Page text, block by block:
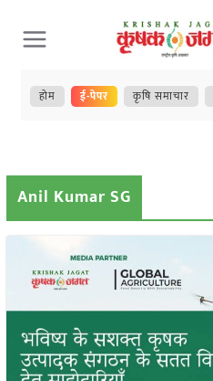
Skip
to
content
होम ई-पेपर कृषि समाचार
Anil Kumar SG